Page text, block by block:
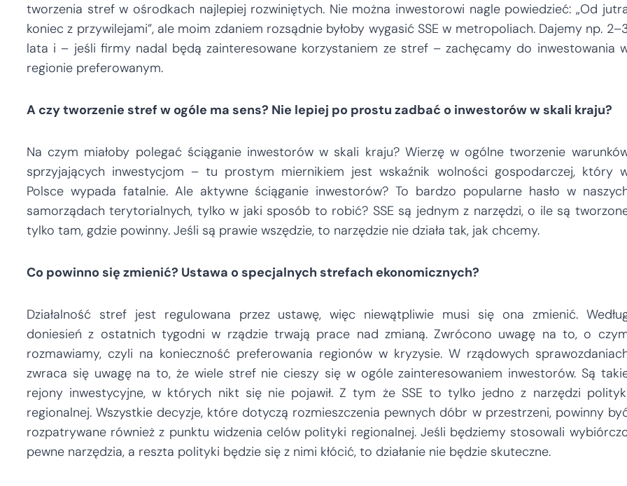
tworzenia stref w ośrodkach najlepiej rozwiniętych. Nie można inwestorowi nagle powiedzieć: „Od
koniec z przywilejami”, ale moim zdaniem rozsądnie byłoby wygasić SSE w metropoliach. Dajemy np.
lata i – jeśli firmy nadal będą zainteresowane korzystaniem ze stref – zachęcamy do inwestowania
regionie preferowanym.
A czy tworzenie stref w ogóle ma sens? Nie lepiej po prostu zadbać o inwestorów w skali kraju?
Na czym miałoby polegać ściąganie inwestorów w skali kraju? Wierzę w ogólne tworzenie
sprzyjających inwestycjom – tu prostym miernikiem jest wskaźnik wolności gospodarczej, który
Polsce wypada fatalnie. Ale aktywne ściąganie inwestorów? To bardzo popularne hasło w
samorządach terytorialnych, tylko w jaki sposób to robić? SSE są jednym z narzędzi, o ile są
tylko tam, gdzie powinny. Jeśli są prawie wszędzie, to narzędzie nie działa tak, jak chcemy.
Co powinno się zmienić? Ustawa o specjalnych strefach ekonomicznych?
Działalność stref jest regulowana przez ustawę, więc niewątpliwie musi się ona zmienić.
doniesień z ostatnich tygodni w rządzie trwają prace nad zmianą. Zwrócono uwagę na to, o
rozmawiamy, czyli na konieczność preferowania regionów w kryzysie. W rządowych
zwraca się uwagę na to, że wiele stref nie cieszy się w ogóle zainteresowaniem inwestorów. Są
rejony inwestycyjne, w których nikt się nie pojawił. Z tym że SSE to tylko jedno z narzędzi
regionalnej. Wszystkie decyzje, które dotyczą rozmieszczenia pewnych dóbr w przestrzeni, powinny
rozpatrywane również z punktu widzenia celów polityki regionalnej. Jeśli będziemy stosowali
pewne narzędzia, a reszta polityki będzie się z nimi kłócić, to działanie nie będzie skuteczne.